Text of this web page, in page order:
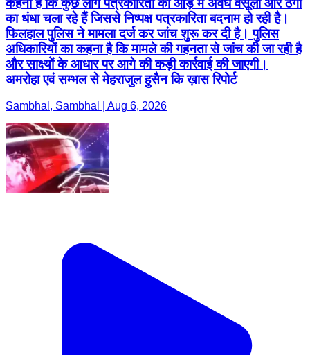
का धंधा चला रहे हैं जिससे निष्पक्ष पत्रकारिता बदनाम हो रही है।
फिलहाल पुलिस ने मामला दर्ज कर जांच शुरू कर दी है। पुलिस
अधिकारियों का कहना है कि मामले की गहनता से जांच की जा रही है
और साक्ष्यों के आधार पर आगे की कड़ी कार्रवाई की जाएगी।
अमरोहा एवं सम्भल से मेहराजुल हुसैन कि ख़ास रिपोर्ट
Sambhal, Sambhal | Aug 6, 2026